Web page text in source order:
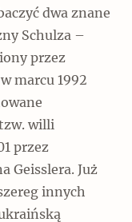
dwa znane
Schulza ­–
przez
marcu 1992
willi
przez
Geisslera. Już
innych